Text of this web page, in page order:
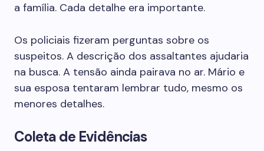
a família. Cada detalhe era importante.
Os policiais fizeram perguntas sobre os
suspeitos. A descrição dos assaltantes ajudaria
na busca. A tensão ainda pairava no ar. Mário e
sua esposa tentaram lembrar tudo, mesmo os
menores detalhes.
Coleta de Evidências